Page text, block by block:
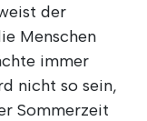
der
Menschen
immer
nicht so sein,
Sommerzeit